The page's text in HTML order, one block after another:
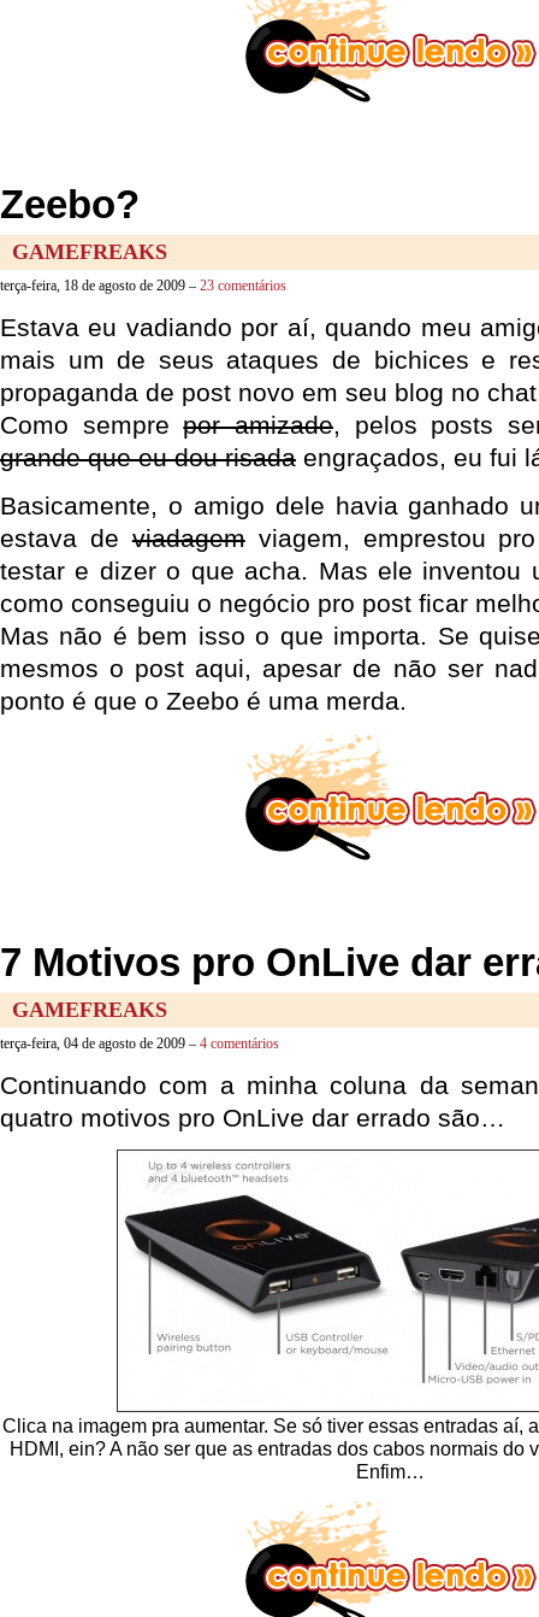
Zeebo?
GAMEFREAKS
terça-feira, 18 de agosto de 2009 – 23 comentários
Estava eu vadiando por aí, quando meu
mais um de seus ataques de bichices e
propaganda de post novo em seu blog no
Como semprepor amizade, pelos posts
grande que eu dou risada engraçados, eu fui
Basicamente, o amigo dele havia ganhado
estava deviadagemviagem, emprestou
testar e dizer o que acha. Mas ele inventou
como conseguiu o negócio pro post ficar
Mas não é bem isso o que importa. Se
mesmos o post aqui, apesar de não ser
ponto é que o Zeebo é uma merda.
7 Motivos pro OnLive dar
GAMEFREAKS
terça-feira, 04 de agosto de 2009 – 4 comentários
Continuando com a minha coluna da
quatro motivos pro OnLive dar errado são…
Clica na imagem pra aumentar. Se só tiver essas entradas aí,
HDMI, ein? A não ser que as entradas dos cabos normais do
Enfim…